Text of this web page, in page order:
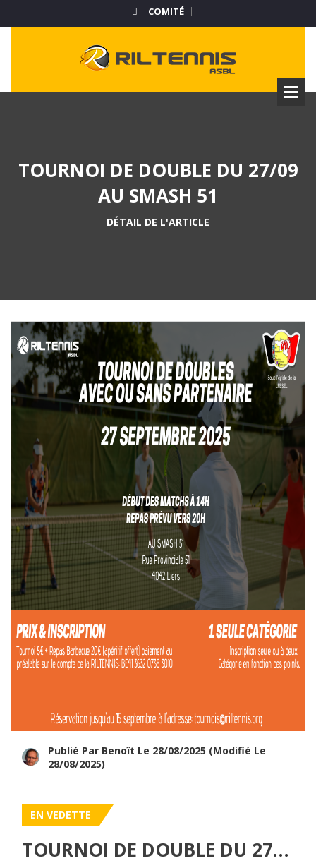
COMITÉ
TOURNOI DE DOUBLE DU 27/09
AU SMASH 51
DÉTAIL DE L'ARTICLE
Publié Par Benoît Le 28/08/2025 (modifié Le
28/08/2025)
EN VEDETTE
TOURNOI DE DOUBLE DU 27/09 AU SMASH 51